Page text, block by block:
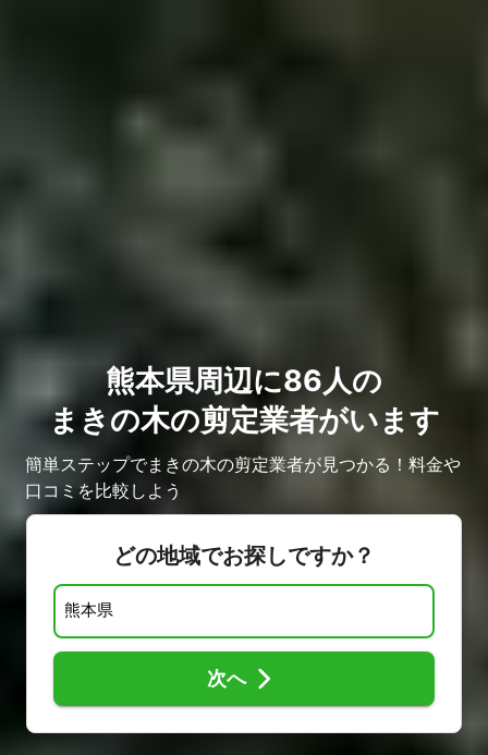
熊本県周辺に86人の
まきの木の剪定業者がいます
簡単ステップでまきの木の剪定業者が見つかる！料金や
口コミを比較しよう
どの地域でお探しですか？
次へ